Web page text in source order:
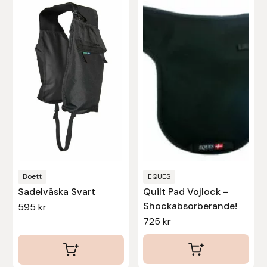
Boett
Sadelväska Svart
595kr
EQUES
Quilt Pad Vojlock –
Shockabsorberande!
725 kr
Stina Helmersson Bokförlag
Suedwind
Tear-Aid
Tidningen Ridsport Island
TöltSaga
TOPREITER
Trikem
Tunahaken